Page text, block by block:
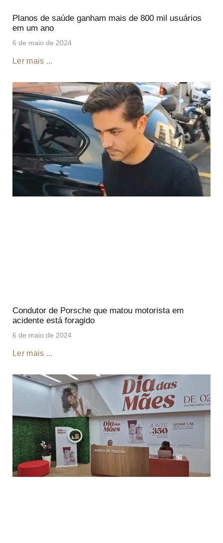
Planos de saúde ganham mais de 800 mil usuários
em um ano
6 de maio de 2024
Ler mais ...
Condutor de Porsche que matou motorista em
acidente está foragido
6 de maio de 2024
Ler mais ...